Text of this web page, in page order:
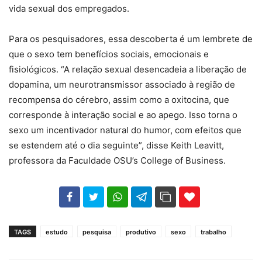
vida sexual dos empregados.
Para os pesquisadores, essa descoberta é um lembrete de
que o sexo tem benefícios sociais, emocionais e
fisiológicos. “A relação sexual desencadeia a liberação de
dopamina, um neurotransmissor associado à região de
recompensa do cérebro, assim como a oxitocina, que
corresponde à interação social e ao apego. Isso torna o
sexo um incentivador natural do humor, com efeitos que
se estendem até o dia seguinte”, disse Keith Leavitt,
professora da Faculdade OSU’s College of Business.
102 35
TAGS estudo pesquisa produtivo sexo trabalho